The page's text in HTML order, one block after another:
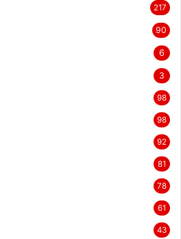
217
90
6
3
98
98
92
81
78
61
43